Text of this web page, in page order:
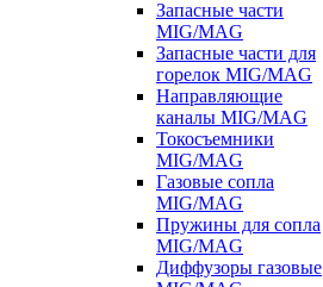
Запасные части
MIG/MAG
Запасные части для
горелок MIG/MAG
Направляющие
каналы MIG/MAG
Токосъемники
MIG/MAG
Газовые сопла
MIG/MAG
Пружины для сопла
MIG/MAG
Диффузоры газовые